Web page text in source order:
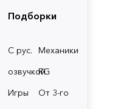
Подборки
С рус.
озвучкой
Механики
RG
Игры
От 3-го